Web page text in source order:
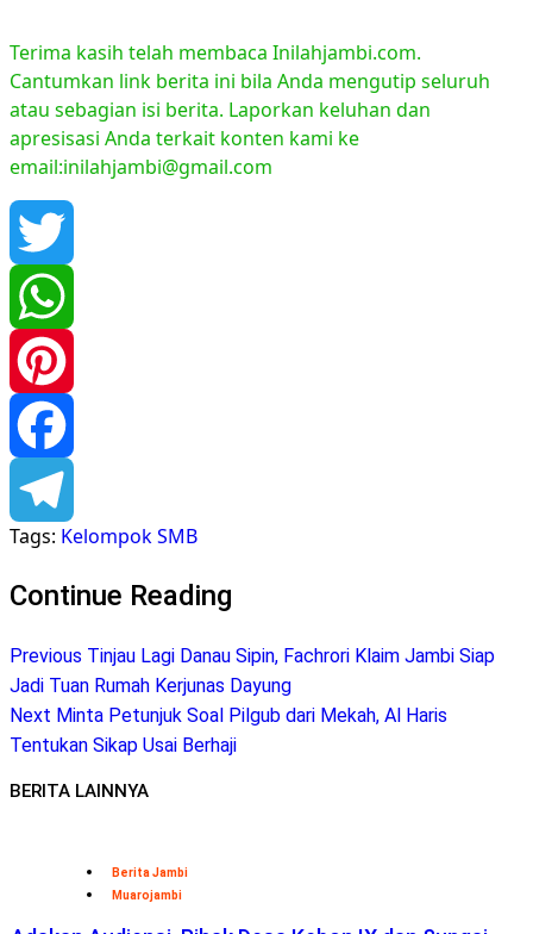
Terima kasih telah membaca Inilahjambi.com.
Cantumkan link berita ini bila Anda mengutip seluruh
atau sebagian isi berita. Laporkan keluhan dan
apresisasi Anda terkait konten kami ke
email:inilahjambi@gmail.com
Twitter
WhatsApp
Pinterest
Facebook
Telegram
Tags: Kelompok SMB
Continue Reading
Previous Tinjau Lagi Danau Sipin, Fachrori Klaim Jambi Siap
Jadi Tuan Rumah Kerjunas Dayung
Next Minta Petunjuk Soal Pilgub dari Mekah, Al Haris
Tentukan Sikap Usai Berhaji
BERITA LAINNYA
Berita Jambi
Muarojambi